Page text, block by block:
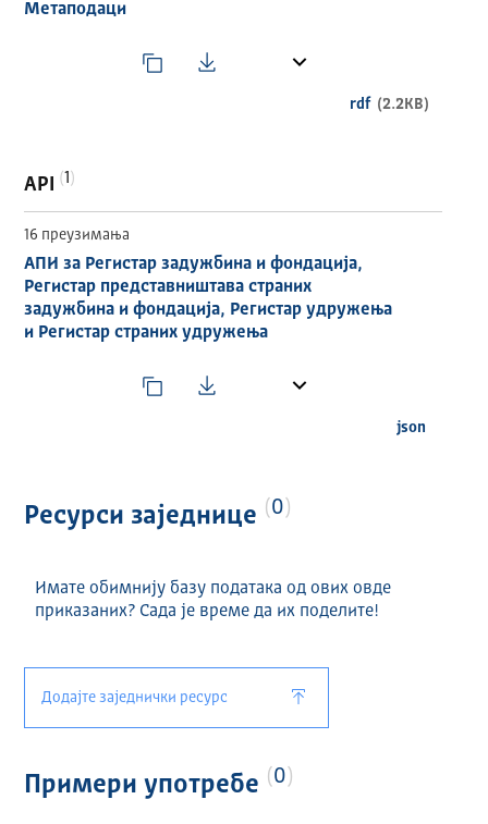
податке о областима остваривања циљева
деловања организације.
ТЕМАТСКА ОБЛАСТ
HVD КАТЕГОРИЈА
Предузећа и власништво над предузећима
ВРЕМЕНСКИ ОБУХВАТ
УЧЕСТАЛОСТ АЖУРИРАЊА
ДИСТРИБУЦИЈЕ
Назив и формат ресурса:
Регистар представништава страних задужбина и
фондација, Регистар удружења и Регистар
страних удружења (JSON)
Правни основ
Метаподаци
rdf (2.2KB)
API 1
16 преузимања
АПИ за Регистар задужбина и фондација,
Регистар представништава страних
задужбина и фондација, Регистар удружења
и Регистар страних удружења
json
Ресурси заједнице 0
Имате обимнију базу података од ових овде
приказаних? Сада је време да их поделите!
Додајте заједнички ресурс
Примери употребе 0